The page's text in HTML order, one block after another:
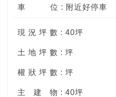
車 位 : 附近好停車
現 況 坪 數 : 40坪
土 地 坪 數 : 坪
權 狀 坪 數 : 坪
主 建 物 : 40坪